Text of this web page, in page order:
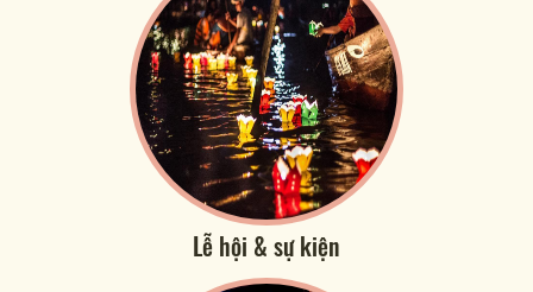
Lễ hội & sự kiện